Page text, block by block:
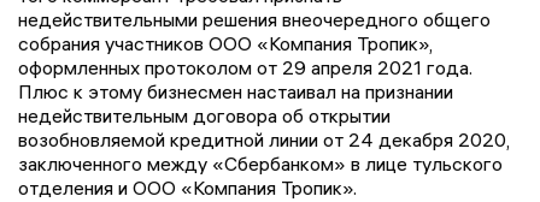
недействительными решения внеочередного общего
собрания участников ООО «Компания Тропик»,
оформленных протоколом от 29 апреля 2021 года.
Плюс к этому бизнесмен настаивал на признании
недействительным договора об открытии
возобновляемой кредитной линии от 24 декабря 2020,
заключенного между «Сбербанком» в лице тульского
отделения и ООО «Компания Тропик».